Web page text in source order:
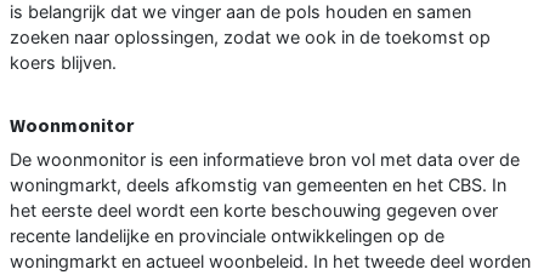
is belangrijk dat we vinger aan de pols houden en samen
zoeken naar oplossingen, zodat we ook in de toekomst op
koers blijven.
Woonmonitor
De woonmonitor is een informatieve bron vol met data over de
woningmarkt, deels afkomstig van gemeenten en het CBS. In
het eerste deel wordt een korte beschouwing gegeven over
recente landelijke en provinciale ontwikkelingen op de
woningmarkt en actueel woonbeleid. In het tweede deel worden